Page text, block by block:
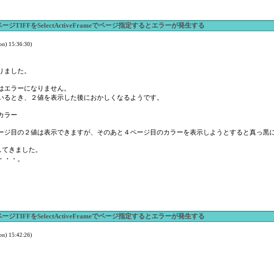
ージTIFFをSelectActiveFrameでページ指定するとエラーが発生する
15:36:30)
した。
ラーになりません。
るとき、２値を表示した後におかしくなるようです。
ラー
ジ目の２値は表示できますが、そのあと４ページ目のカラーを表示しようとすると真っ黒
きました。
・。
ージTIFFをSelectActiveFrameでページ指定するとエラーが発生する
15:42:26)